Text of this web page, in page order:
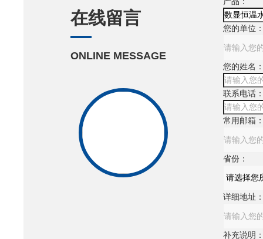
在线留言
ONLINE MESSAGE
您的单位
您的姓名
联系电话
常用邮箱
省份：
详细地址
补充说明